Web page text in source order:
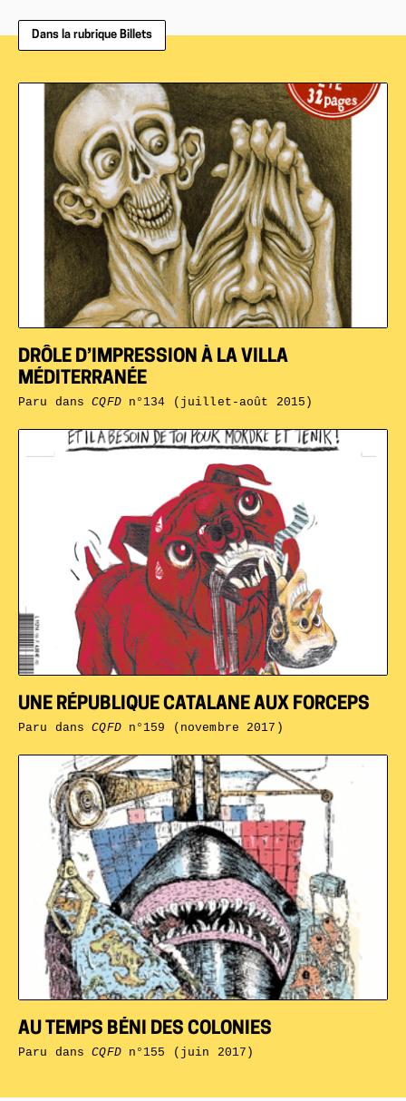
Dans la rubrique Billets
AU TEMPS BÉNI DES COLONIES
Paru dansCQFDn°155 (juin 2017)
UNE RÉPUBLIQUE CATALANE AUX FORCEPS
Paru dansCQFDn°159 (novembre 2017)
DRÔLE D’IMPRESSION À LA VILLA
MÉDITERRANÉE
Paru dansCQFDn°134 (juillet-août 2015)